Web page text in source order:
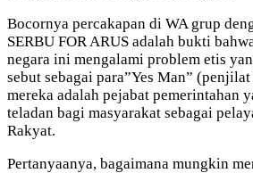
Bocornya percakapan di WA grup
SERBU FOR ARUS adalah bukti
negara ini mengalami problem etis
sebut sebagai para”Yes Man”
mereka adalah pejabat pemerintahan
teladan bagi masyarakat sebagai
Rakyat.
Pertanyaanya, bagaimana mungkin